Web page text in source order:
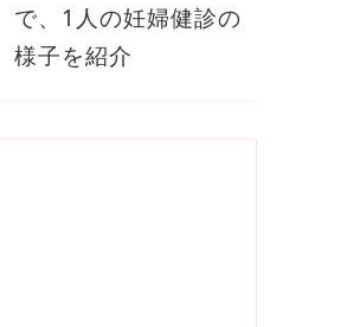
で、1人の妊婦健診の
様子を紹介